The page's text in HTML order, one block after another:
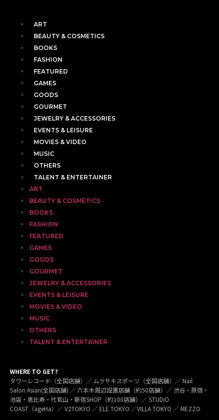
ART
BEAUTY & COSMETICS
BOOKS
FASHION
FEATURED
GAMES
GOODS
GOURMET
JEWELRY & ACCESSORIES
EVENTS & LEISURE
MOVIES & VIDEO
MUSIC
OTHERS
TALENT & ENTERTAINER
ART
BEAUTY & COSMETICS
BOOKS
FASHION
FEATURED
GAMES
GOODS
GOURMET
JEWELRY & ACCESSORIES
EVENTS & LEISURE
MOVIES & VIDEO
MUSIC
OTHERS
TALENT & ENTERTAINER
WHERE TO GET?
タワーレコード（全国店舗）／ ムラサキスポーツ（全国店舗）／ Nail
Salon Asian(全国店舗) ／ 六本木周辺設置店舗（約50店舗）／ 渋谷・原宿・
池袋・恵比寿・代官山・新宿SHOP（約100店舗）／ STUDIO
COAST（ageHa）／ V2TOKYO ／ ELE TOKYO ／VILLA TOKYO ／ MEZZO